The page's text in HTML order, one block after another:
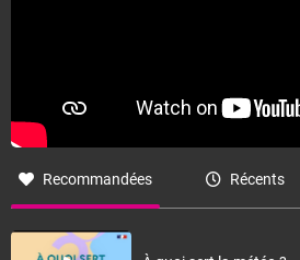
Recommandées Récents